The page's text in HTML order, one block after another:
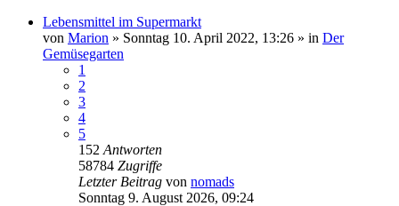
Lebensmittel im Supermarkt
von Marion » Sonntag 10. April 2022, 13:26 » in Der
Gemüsegarten
1
2
3
4
5
152 Antworten
58784 Zugriffe
Letzter Beitrag von nomads
Sonntag 9. August 2026, 09:24